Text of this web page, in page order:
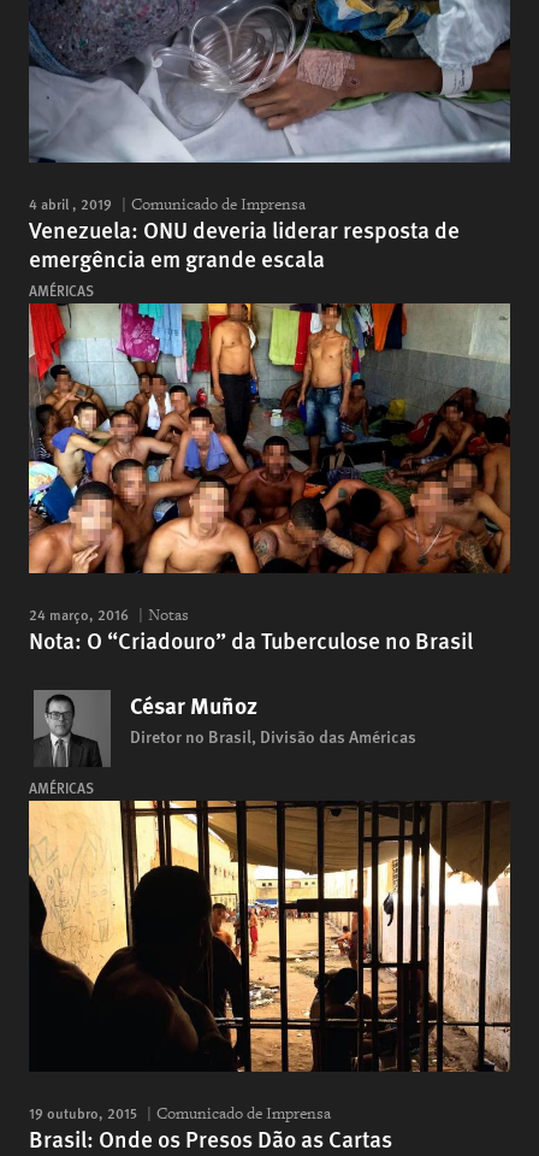
4 abril , 2019 Comunicado de Imprensa
Venezuela: ONU deveria liderar resposta de
emergência em grande escala
AMÉRICAS
24 março, 2016 Notas
Nota: O “Criadouro” da Tuberculose no Brasil
César Muñoz
Diretor no Brasil, Divisão das Américas
AMÉRICAS
19 outubro, 2015 Comunicado de Imprensa
Brasil: Onde os Presos Dão as Cartas